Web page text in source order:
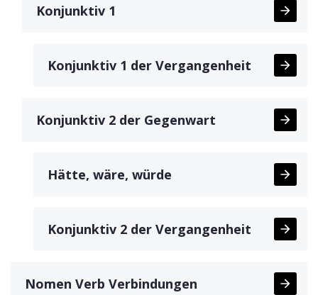
Konjunktiv 1
Konjunktiv 1 der Vergangenheit
Konjunktiv 2 der Gegenwart
Hätte, wäre, würde
Konjunktiv 2 der Vergangenheit
Nomen Verb Verbindungen